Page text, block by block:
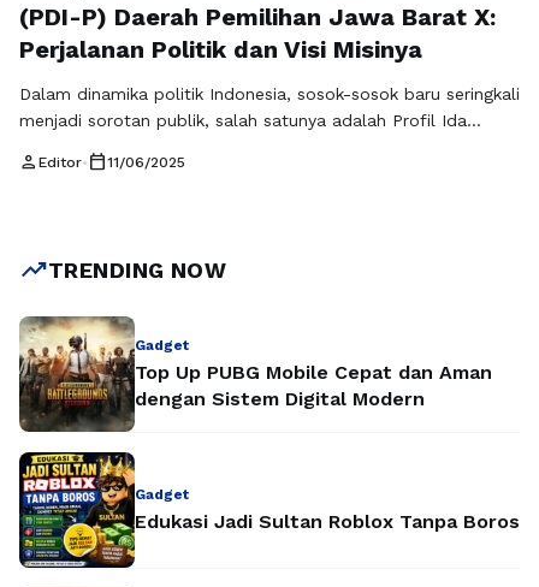
(PDI-P) Daerah Pemilihan Jawa Barat X:
Perjalanan Politik dan Visi Misinya
Dalam dinamika politik Indonesia, sosok-sosok baru seringkali
menjadi sorotan publik, salah satunya adalah Profil Ida
Dengan latar belakang yang kaya dan komitmen yang kuat
Baca Selengkapnya
person Editor• calendar_today11/06/2025
trending_upTRENDING NOW
Gadget
Top Up PUBG Mobile Cepat dan Aman
dengan Sistem Digital Modern
Gadget
Edukasi Jadi Sultan Roblox Tanpa Boros